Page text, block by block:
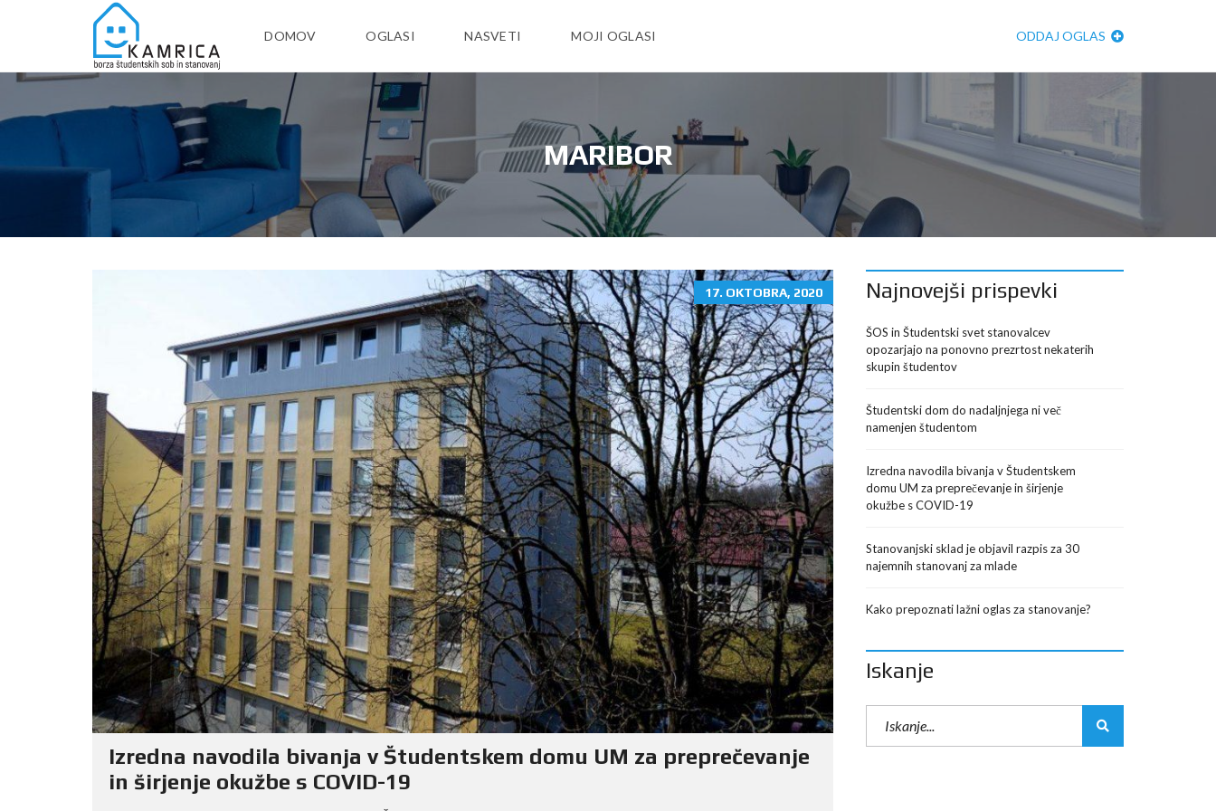
DOMOV OGLASI NASVETI MOJI OGLASI ODDAJ OGLAS
MARIBOR
17. OKTOBRA, 2020
Izredna navodila bivanja v Študentskem domu UM za preprečevanje
in širjenje okužbe s COVID-19
Najnovejši prispevki
ŠOS in Študentski svet stanovalcev
opozarjajo na ponovno prezrtost nekaterih
skupin študentov
Študentski dom do nadaljnjega ni več
namenjen študentom
Izredna navodila bivanja v Študentskem
domu UM za preprečevanje in širjenje
okužbe s COVID-19
Stanovanjski sklad je objavil razpis za 30
najemnih stanovanj za mlade
Kako prepoznati lažni oglas za stanovanje?
Iskanje